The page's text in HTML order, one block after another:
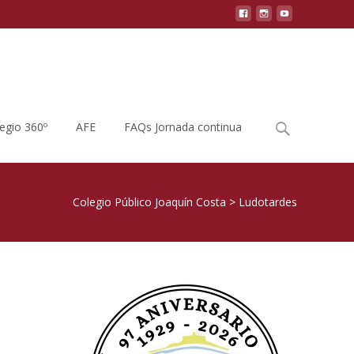
360º AFE FAQs Jornada continua
Buscar
por:
Colegio Público Joaquín Costa > Ludotardes